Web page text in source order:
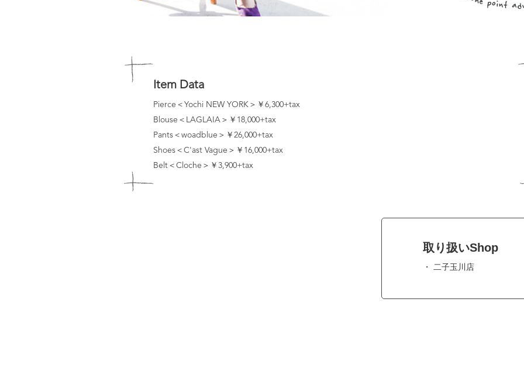
Item Data
Pierce＜Yochi NEW YORK＞￥6,300+tax
Blouse＜LAGLAIA＞￥18,000+tax
Pants＜woadblue＞￥26,000+tax
Shoes＜C'ast Vague＞￥16,000+tax
Belt＜Cloche＞￥3,900+tax
取り扱いShop
二子玉川店